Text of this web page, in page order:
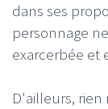
dans ses
personnage
exarcerbée et
D'ailleurs, rien